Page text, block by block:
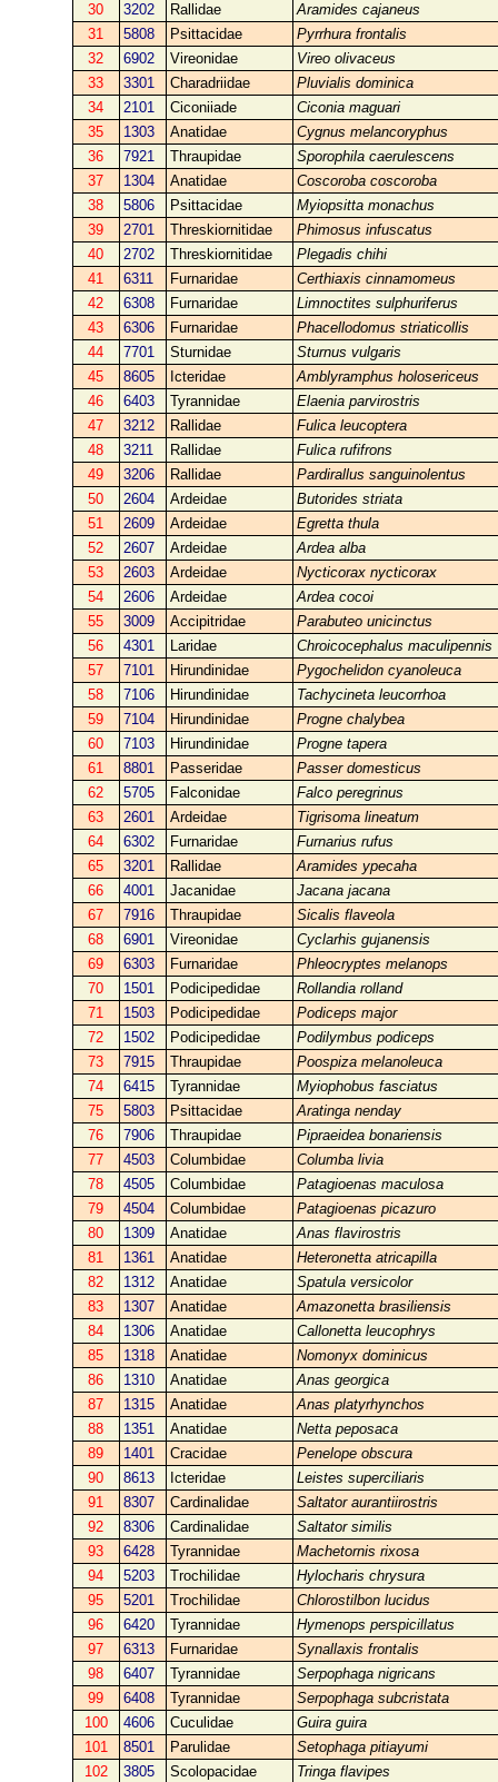
30
3202 Rallidae
Aramides cajaneus
31
5808 Psittacidae
Pyrrhura frontalis
32
6902 Vireonidae
Vireo olivaceus
33
3301 Charadriidae
Pluvialis dominica
34
2101 Ciconiiade
Ciconia maguari
35
1303 Anatidae
Cygnus melancoryphus
36
7921 Thraupidae
Sporophila caerulescens
37
1304 Anatidae
Coscoroba coscoroba
38
5806 Psittacidae
Myiopsitta monachus
39
2701 Threskiornitidae
Phimosus infuscatus
40
2702 Threskiornitidae
Plegadis chihi
41
6311 Furnaridae
Certhiaxis cinnamomeus
42
6308 Furnaridae
Limnoctites sulphuriferus
43
6306 Furnaridae
Phacellodomus striaticollis
44
7701 Sturnidae
Sturnus vulgaris
45
8605 Icteridae
Amblyramphus holosericeus
46
6403 Tyrannidae
Elaenia parvirostris
47
3212 Rallidae
Fulica leucoptera
48
3211 Rallidae
Fulica rufifrons
49
3206 Rallidae
Pardirallus sanguinolentus
50
2604 Ardeidae
Butorides striata
51
2609 Ardeidae
Egretta thula
52
2607 Ardeidae
Ardea alba
53
2603 Ardeidae
Nycticorax nycticorax
54
2606 Ardeidae
Ardea cocoi
55
3009 Accipitridae
Parabuteo unicinctus
56
4301 Laridae
Chroicocephalus maculipennis
57
7101 Hirundinidae
Pygochelidon cyanoleuca
58
7106 Hirundinidae
Tachycineta leucorrhoa
59
7104 Hirundinidae
Progne chalybea
60
7103 Hirundinidae
Progne tapera
61
8801 Passeridae
Passer domesticus
62
5705 Falconidae
Falco peregrinus
63
2601 Ardeidae
Tigrisoma lineatum
64
6302 Furnaridae
Furnarius rufus
65
3201 Rallidae
Aramides ypecaha
66
4001 Jacanidae
Jacana jacana
67
7916 Thraupidae
Sicalis flaveola
68
6901 Vireonidae
Cyclarhis gujanensis
69
6303 Furnaridae
Phleocryptes melanops
70
1501 Podicipedidae
Rollandia rolland
71
1503 Podicipedidae
Podiceps major
72
1502 Podicipedidae
Podilymbus podiceps
73
7915 Thraupidae
Poospiza melanoleuca
74
6415 Tyrannidae
Myiophobus fasciatus
75
5803 Psittacidae
Aratinga nenday
76
7906 Thraupidae
Pipraeidea bonariensis
77
4503 Columbidae
Columba livia
78
4505 Columbidae
Patagioenas maculosa
79
4504 Columbidae
Patagioenas picazuro
80
1309 Anatidae
Anas flavirostris
81
1361 Anatidae
Heteronetta atricapilla
82
1312 Anatidae
Spatula versicolor
83
1307 Anatidae
Amazonetta brasiliensis
84
1306 Anatidae
Callonetta leucophrys
85
1318 Anatidae
Nomonyx dominicus
86
1310 Anatidae
Anas georgica
87
1315 Anatidae
Anas platyrhynchos
88
1351 Anatidae
Netta peposaca
89
1401 Cracidae
Penelope obscura
90
8613 Icteridae
Leistes superciliaris
91
8307 Cardinalidae
Saltator aurantiirostris
92
8306 Cardinalidae
Saltator similis
93
6428 Tyrannidae
Machetornis rixosa
94
5203 Trochilidae
Hylocharis chrysura
95
5201 Trochilidae
Chlorostilbon lucidus
96
6420 Tyrannidae
Hymenops perspicillatus
97
6313 Furnaridae
Synallaxis frontalis
98
6407 Tyrannidae
Serpophaga nigricans
99
6408 Tyrannidae
Serpophaga subcristata
100
4606 Cuculidae
Guira guira
101
8501 Parulidae
Setophaga pitiayumi
102
3805 Scolopacidae
Tringa flavipes